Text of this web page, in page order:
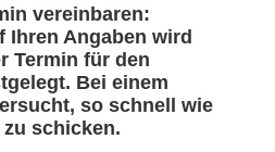
vereinbaren:
Ihren Angaben wird
Termin für den
Bei einem
so schnell wie
schicken.